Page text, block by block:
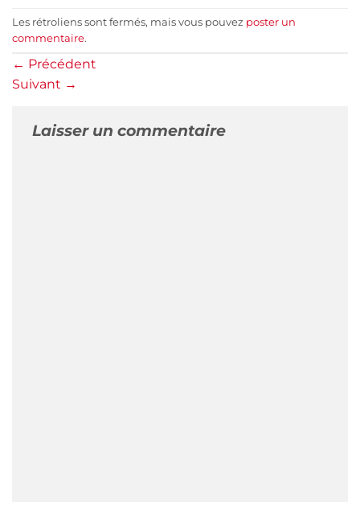
Les rétroliens sont fermés, mais vous pouvez poster un
commentaire.
← Précédent
Suivant →
Laisser un commentaire